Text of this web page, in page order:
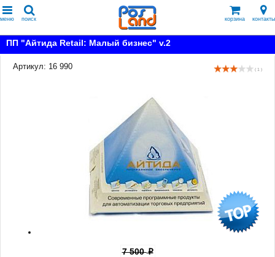
меню поиск корзина контакты
ПП "Айтида Retail: Малый бизнес" v.2
Артикул: 16 990 ( 1 )
7 500p